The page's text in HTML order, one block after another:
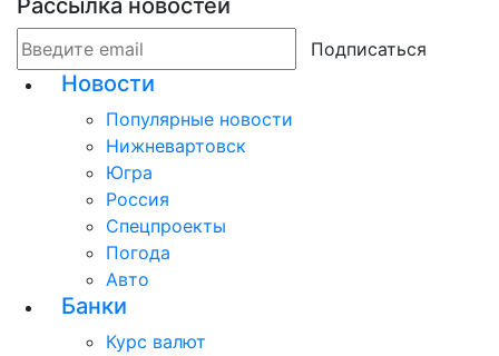
Рассылка новостей
Подписаться
Новости
Популярные новости
Нижневартовск
Югра
Россия
Спецпроекты
Погода
Авто
Банки
Курс валют